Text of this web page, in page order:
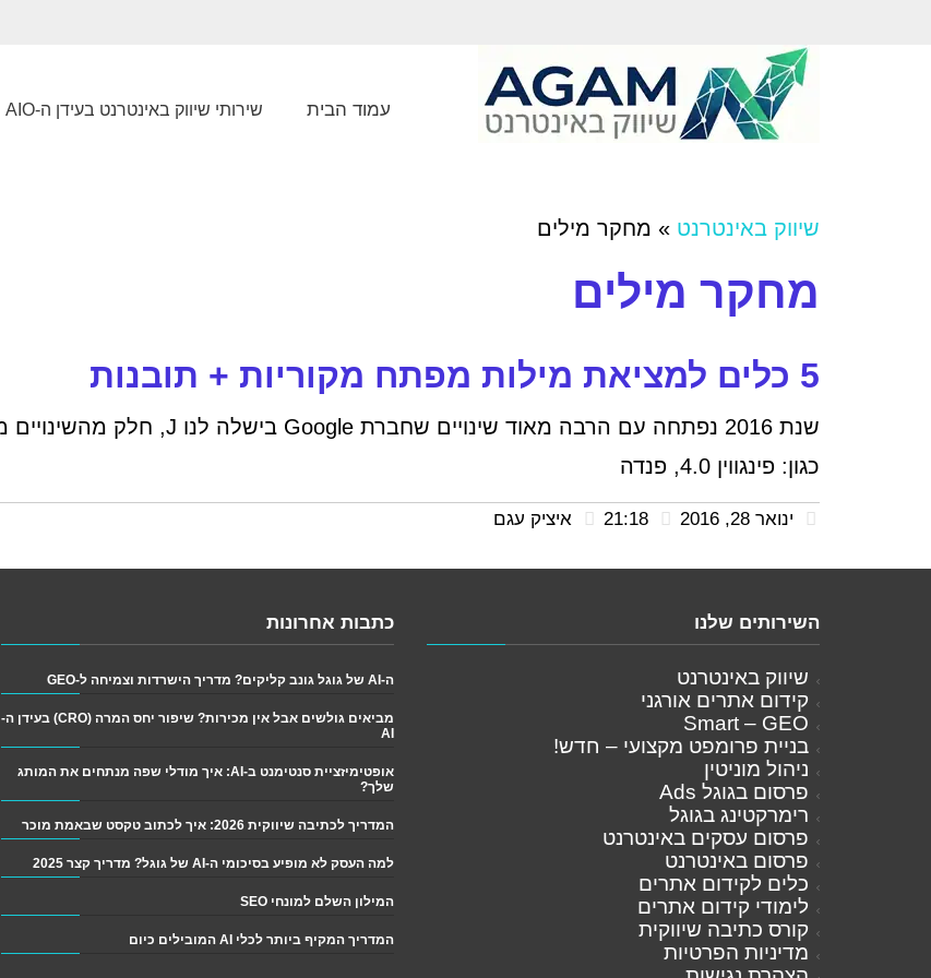
עמוד הבית שירותי שיווק באינטרנט בעידן ה-AIO
שיווק באינטרנט » מחקר מילים
מחקר מילים
5 כלים למציאת מילות מפתח מקוריות + תובנות
כגון: פינגווין 4.0, פנדה
ינואר 28, 2016 איציק עגם
השירותים שלנו
שיווק באינטרנט
קידום אתרים אורגני
Smart – GEO
בניית פרומפט מקצועי – חדש!
ניהול מוניטין
פרסום בגוגל Ads
רימרקטינג בגוגל
פרסום עסקים באינטרנט
פרסום באינטרנט
כלים לקידום אתרים
לימודי קידום אתרים
קורס כתיבה שיווקית
מדיניות הפרטיות
כתבות אחרונות
ה-AI של גוגל גונב קליקים? מדריך הישרדות וצמיחה ל-GEO
מביאים גולשים אבל אין מכירות? שיפור יחס המרה (CRO) בעידן ה-
AI
אופטימיזציית סנטימנט ב-AI: איך מודלי שפה מנתחים את המותג
שלך?
המדריך לכתיבה שיווקית 2026: איך לכתוב טקסט שבאמת מוכר
למה העסק לא מופיע בסיכומי ה-AI של גוגל? מדריך קצר 2025
המילון השלם למונחי SEO
המדריך המקיף ביותר לכלי AI המובילים כיום